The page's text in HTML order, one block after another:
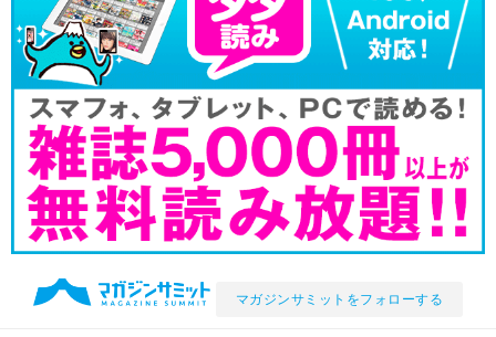
マガジンサミットをフォローする